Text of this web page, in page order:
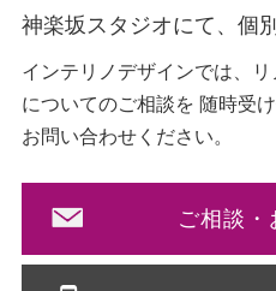
神楽坂スタジオにて、個
インテリノデザインでは、
についてのご相談を 随時受
お問い合わせください。
ご相談・